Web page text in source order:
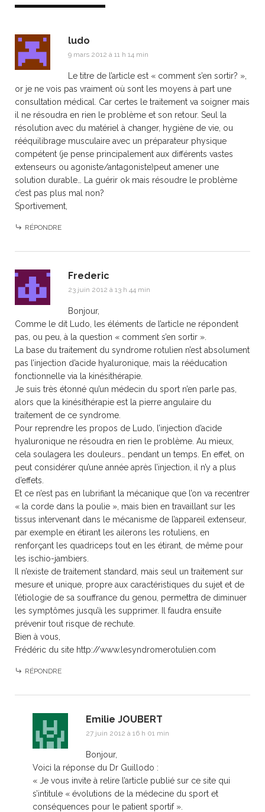
ludo
9 mars 2012 à 11 h 14 min
Le titre de l’article est « comment s’en sortir? »,
or je ne vois pas vraiment où sont les moyens à part une
consultation médical. Car certes le traitement va soigner mais
il ne résoudra en rien le problème et son retour. Seul la
résolution avec du matériel à changer, hygiène de vie, ou
rééquilibrage musculaire avec un préparateur physique
compétent (je pense principalement aux différents vastes
extenseurs ou agoniste/antagoniste)peut amener une
solution durable… La guérir ok mais résoudre le problème
c’est pas plus mal non?
Sportivement,
RÉPONDRE
Frederic
23 juin 2012 à 13 h 44 min
Bonjour,
Comme le dit Ludo, les éléments de l’article ne répondent
pas, ou peu, à la question « comment s’en sortir ».
La base du traitement du syndrome rotulien n’est absolument
pas l’injection d’acide hyaluronique, mais la rééducation
fonctionnelle via la kinésithérapie.
Je suis très étonné qu’un médecin du sport n’en parle pas,
alors que la kinésithérapie est la pierre angulaire du
traitement de ce syndrome.
Pour reprendre les propos de Ludo, l’injection d’acide
hyaluronique ne résoudra en rien le problème. Au mieux,
cela soulagera les douleurs… pendant un temps. En effet, on
peut considérer qu’une année après l’injection, il n’y a plus
d’effets.
Et ce n’est pas en lubrifiant la mécanique que l’on va recentrer
« la corde dans la poulie », mais bien en travaillant sur les
tissus intervenant dans le mécanisme de l’appareil extenseur,
par exemple en étirant les ailerons les rotuliens, en
renforçant les quadriceps tout en les étirant, de même pour
les ischio-jambiers.
Il n’existe de traitement standard, mais seul un traitement sur
mesure et unique, propre aux caractéristiques du sujet et de
l’étiologie de sa souffrance du genou, permettra de diminuer
les symptômes jusqu’à les supprimer. Il faudra ensuite
prévenir tout risque de rechute.
Bien à vous,
Frédéric du site http://www.lesyndromerotulien.com
RÉPONDRE
Emilie JOUBERT
27 juin 2012 à 16 h 01 min
Bonjour,
Voici la réponse du Dr Guillodo :
« Je vous invite à relire l’article publié sur ce site qui
s’intitule « évolutions de la médecine du sport et
conséquences pour le patient sportif »